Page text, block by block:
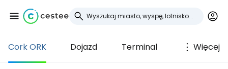
Cork ORK Dojazd Terminal Więcej
Zaloguj się do